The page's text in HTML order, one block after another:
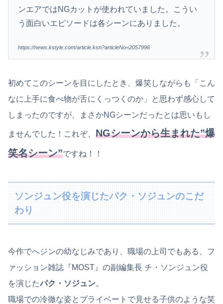
ンエアではNGカットが使われていました。こうい
う面白いエピソードは各シーンにありました。
https://news.kstyle.com/article.ksn?articleNo=2057996
初めてこのシーンを目にしたとき、爆笑しながらも「こん
なに上手に食べ物が舌にくっつくのか」と思わず感心して
しまったのですが、まさかNGシーンだったとは思いもし
ませんでした！これぞ、 NGシーンから生まれた”爆
笑名シーン”ですね！！
ソンジュン役を演じたパク・ソジュンのこだ
わり
今作でへジンの幼なじみであり、職場の上司でもある、フ
ァッション雑誌『MOST』の副編集長 チ・ソンジュン役
を演じたパク・ソジュン。
職場での冷徹な姿とプライベートで見せる子供のような笑